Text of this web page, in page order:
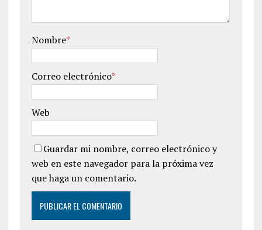
Nombre*
Correo electrónico*
Web
Guardar mi nombre, correo electrónico y
web en este navegador para la próxima vez
que haga un comentario.